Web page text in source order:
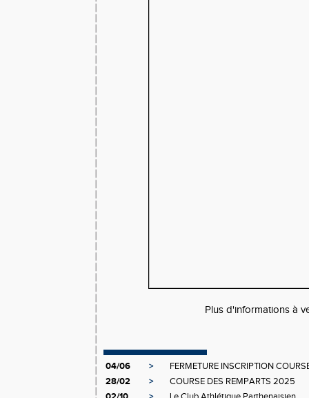
Plus d'informations à
04/06 >
FERMETURE INSCRIPTION
28/02
>
COURSE DES REMPARTS 2025